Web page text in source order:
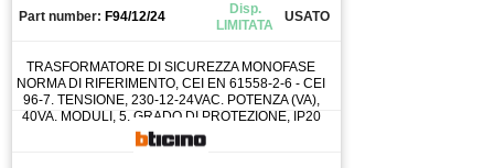
UTENSILE
VALVOLA
VENTOLA
Part number: F94/12/24
Disp.
LIMITATA
USATO
TRASFORMATORE DI SICUREZZA MONOFASE
NORMA DI RIFERIMENTO, CEI EN 61558-2-6 - CEI
96-7. TENSIONE, 230-12-24VAC. POTENZA (VA),
40VA. MODULI, 5. GRADO DI PROTEZIONE, IP20